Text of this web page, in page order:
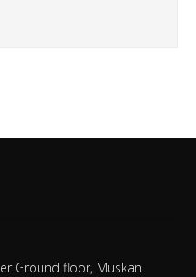
Ground floor, Muskan